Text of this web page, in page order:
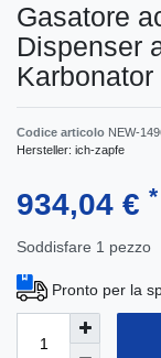
Gasatore
Dispenser
Karbonator
Codice articolo NEW-
Hersteller: ich-zapfe
934,04 € *
Soddisfare 1 pezzo
Pronto per la